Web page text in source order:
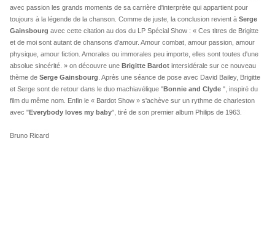
avec passion les grands moments de sa carrière d'interprète qui appartient pour
toujours à la légende de la chanson. Comme de juste, la conclusion revient à Serge
Gainsbourg avec cette citation au dos du LP Spécial Show : « Ces titres de Brigitte
et de moi sont autant de chansons d'amour. Amour combat, amour passion, amour
physique, amour fiction. Amorales ou immorales peu importe, elles sont toutes d'une
absolue sincérité. » on découvre une Brigitte Bardot intersidérale sur ce nouveau
thème de Serge Gainsbourg . Après une séance de pose avec David Bailey, Brigitte
et Serge sont de retour dans le duo machiavélique "Bonnie and Clyde ", inspiré du
film du même nom. Enfin le « Bardot Show » s'achève sur un rythme de charleston
avec "Everybody loves my baby", tiré de son premier album Philips de 1963.
Bruno Ricard